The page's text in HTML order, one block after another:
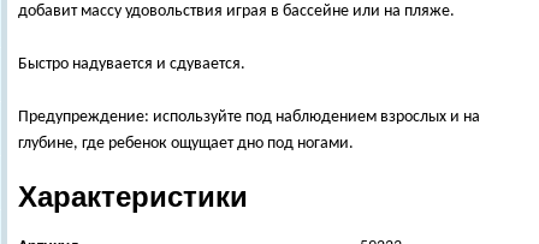
добавит массу удовольствия играя в бассейне или на пляже.
Быстро надувается и сдувается.
Предупреждение: используйте под наблюдением взрослых и на
глубине, где ребенок ощущает дно под ногами.
Характеристики